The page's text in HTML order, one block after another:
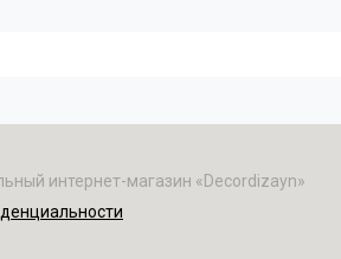
интернет-магазин «Decordizayn»